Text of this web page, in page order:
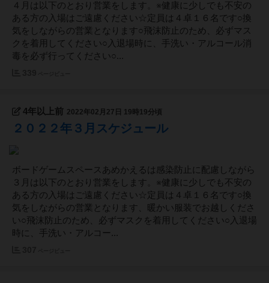
４月は以下のとおり営業をします。※健康に少しでも不安の
ある方の入場はご遠慮ください☆定員は４卓１６名です○換
気をしながらの営業となります○飛沫防止のため、必ずマス
クを着用してください○入退場時に、手洗い・アルコール消
毒を必ず行ってください○...
4年以上前 2022年02月27日 19時19分頃
２０２２年３月スケジュール
ボードゲームスペースあめかえるは感染防止に配慮しながら
３月は以下のとおり営業をします。※健康に少しでも不安の
ある方の入場はご遠慮ください☆定員は４卓１６名です○換
気をしながらの営業となります、暖かい服装でお越しくださ
い○飛沫防止のため、必ずマスクを着用してください○入退場
時に、手洗い・アルコー...